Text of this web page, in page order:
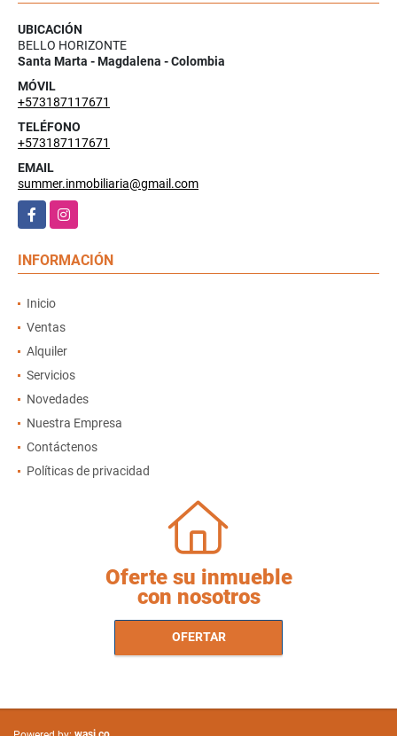
UBICACIÓN
BELLO HORIZONTE
Santa Marta - Magdalena - Colombia
MÓVIL
+573187117671
TELÉFONO
+573187117671
EMAIL
summer.inmobiliaria@gmail.com
FacebookInstagram
INFORMACIÓN
Inicio
Ventas
Alquiler
Servicios
Novedades
Nuestra Empresa
Contáctenos
Políticas de privacidad
Oferte su inmueble
con nosotros
OFERTAR